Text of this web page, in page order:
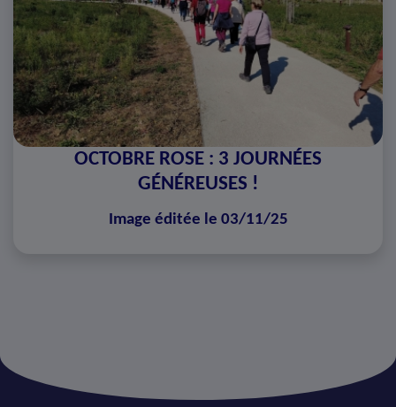
OCTOBRE ROSE : 3 JOURNÉES
GÉNÉREUSES !
Image éditée le 03/11/25